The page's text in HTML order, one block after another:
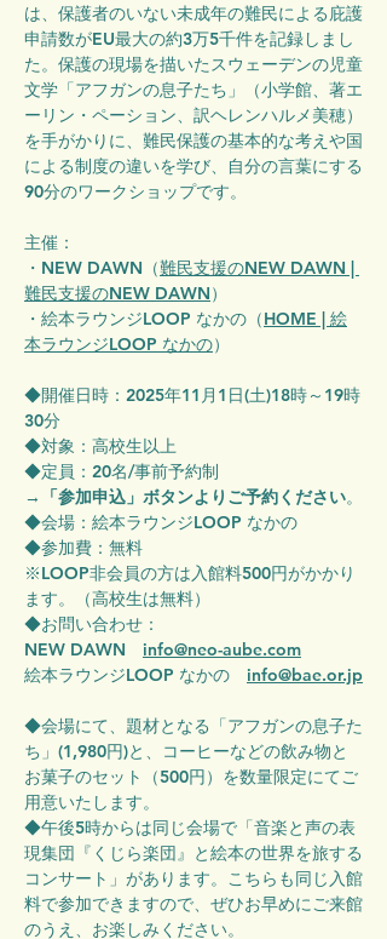
は、保護者のいない未成年の難民による庇護
申請数がEU最大の約3万5千件を記録しまし
た。保護の現場を描いたスウェーデンの児童
文学「アフガンの息子たち」（小学館、著エ
ーリン・ペーション、訳ヘレンハルメ美穂）
を手がかりに、難民保護の基本的な考えや国
による制度の違いを学び、自分の言葉にする
90分のワークショップです。
主催：
・NEW DAWN（難民支援のNEW DAWN |
難民支援のNEW DAWN）
・絵本ラウンジLOOP なかの（HOME | 絵
本ラウンジLOOP なかの）
◆開催日時：2025年11月1日(土)18時～19時
30分
◆対象：高校生以上
◆定員：20名/事前予約制
→
「参加申込」ボタンよりご予約ください。
◆会場：絵本ラウンジLOOP なかの
◆参加費：無料
※LOOP非会員の方は入館料500円がかかり
ます。（高校生は無料）
◆お問い合わせ：
NEW DAWN info@neo-aube.com
絵本ラウンジLOOP なかの info@bae.or.jp
◆会場にて、題材となる「アフガンの息子た
ち」(1,980円)と、コーヒーなどの飲み物と
お菓子のセット（500円）を数量限定にてご
用意いたします。
◆午後5時からは同じ会場で「音楽と声の表
現集団『くじら楽団』と絵本の世界を旅する
コンサート」があります。こちらも同じ入館
料で参加できますので、ぜひお早めにご来館
のうえ、お楽しみください。